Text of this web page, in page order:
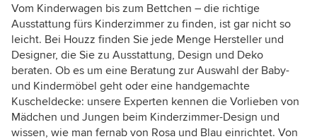
Vom Kinderwagen bis zum Bettchen – die richtige
Ausstattung fürs Kinderzimmer zu finden, ist gar nicht so
leicht. Bei Houzz finden Sie jede Menge Hersteller und
Designer, die Sie zu Ausstattung, Design und Deko
beraten. Ob es um eine Beratung zur Auswahl der Baby-
und Kindermöbel geht oder eine handgemachte
Kuscheldecke: unsere Experten kennen die Vorlieben von
Mädchen und Jungen beim Kinderzimmer-Design und
wissen, wie man fernab von Rosa und Blau einrichtet. Von